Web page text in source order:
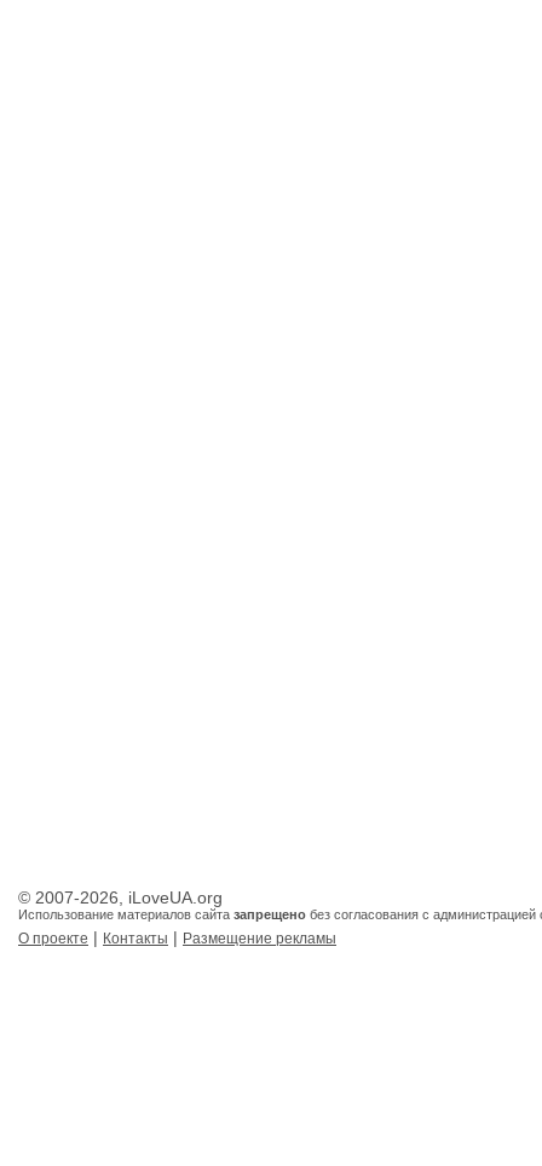
© 2007-2026, iLoveUA.org
Использование материалов сайта запрещено без согласования с администрацией
О проекте | Контакты | Размещение рекламы